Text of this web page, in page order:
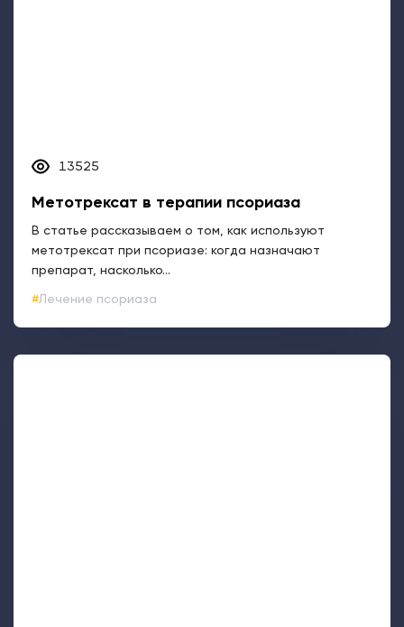
13525
Метотрексат в терапии псориаза
В статье рассказываем о том, как используют
метотрексат при псориазе: когда назначают
препарат, насколько...
Лечение псориаза